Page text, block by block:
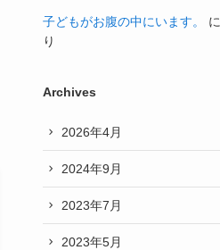
子どもがお腹の中にいます。 に
り
Archives
2026年4月
2024年9月
2023年7月
2023年5月